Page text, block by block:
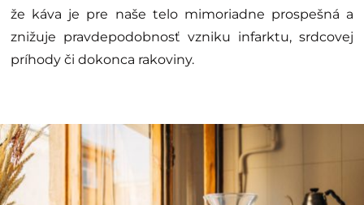
že káva je pre naše telo mimoriadne prospešná a
znižuje pravdepodobnosť vzniku infarktu, srdcovej
príhody či dokonca rakoviny.